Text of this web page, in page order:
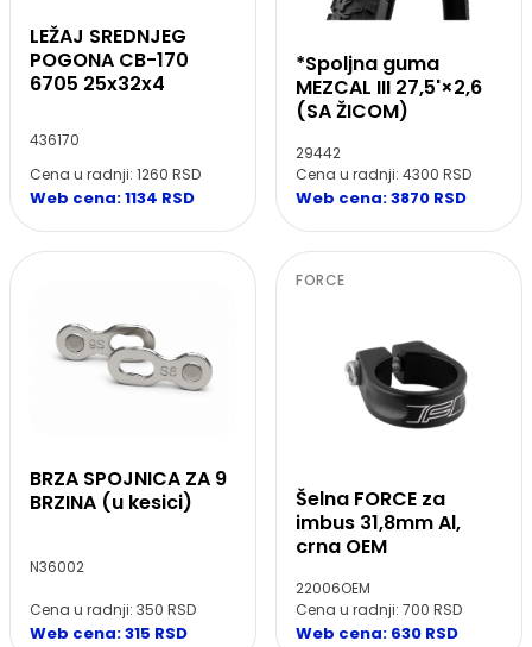
LEŽAJ SREDNJEG
POGONA CB-170
6705 25x32x4
436170
Cena u radnji: 1260 RSD
Web cena: 1134 RSD
*Spoljna guma
MEZCAL III 27,5'×2,6
(SA ŽICOM)
29442
Cena u radnji: 4300 RSD
Web cena: 3870 RSD
BRZA SPOJNICA ZA 9
BRZINA (u kesici)
N36002
Cena u radnji: 350 RSD
Web cena: 315 RSD
FORCE
Šelna FORCE za
imbus 31,8mm Al,
crna OEM
22006OEM
Cena u radnji: 700 RSD
Web cena: 630 RSD